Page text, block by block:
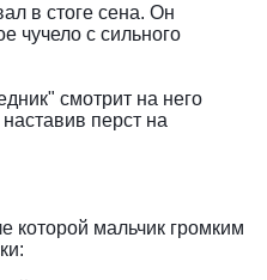
в стоге сена. Он
чучело с сильного
смотрит на него
перст на
которой мальчик громким